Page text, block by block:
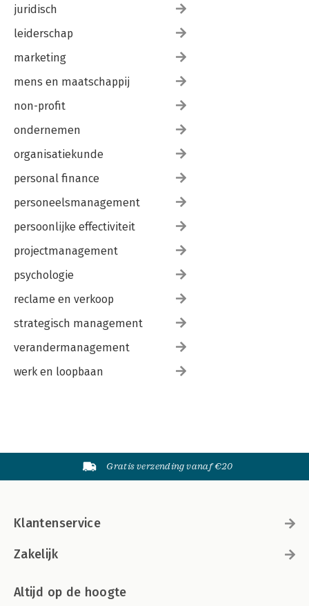
juridisch
leiderschap
marketing
mens en maatschappij
non-profit
ondernemen
organisatiekunde
personal finance
personeelsmanagement
persoonlijke effectiviteit
projectmanagement
psychologie
reclame en verkoop
strategisch management
verandermanagement
werk en loopbaan
Gratis verzending vanaf €20
Klantenservice
Zakelijk
Altijd op de hoogte